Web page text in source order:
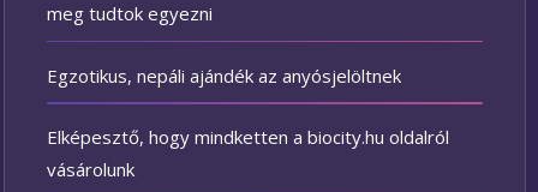
meg tudtok egyezni
Egzotikus, nepáli ajándék az anyósjelöltnek
Elképesztő, hogy mindketten a biocity.hu oldalról
vásárolunk